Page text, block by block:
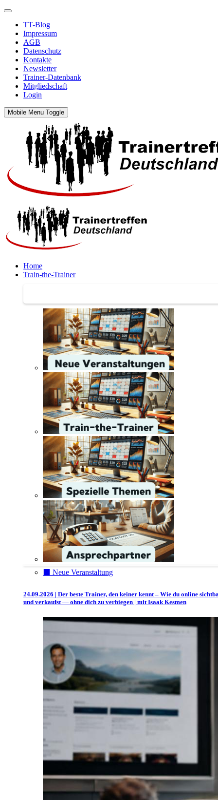
TT-Blog
Impressum
AGB
Datenschutz
Kontakte
Newsletter
Trainer-Datenbank
Mitgliedschaft
Login
Mobile Menu Toggle
Home
Train-the-Trainer
⬛️ Neue Veranstaltung
24.09.2026 | Der beste Trainer, den keiner kennt – Wie du online
und verkaufst — ohne dich zu verbiegen | mit Isaak Kesmen